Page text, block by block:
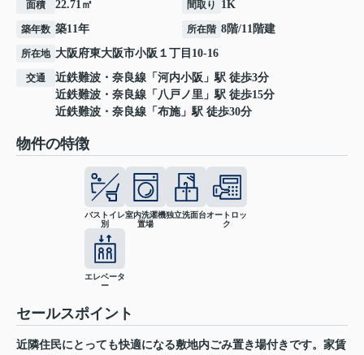
面積 22.71㎡ 間取り 1K
築年数 築11年 所在階 8階/11階建
所在地 大阪府東大阪市小阪 １丁目10-16
交通 近鉄難波・奈良線 「 河内小阪 」駅 徒歩3分
近鉄難波・奈良線 「 八戸ノ里 」駅 徒歩15分
近鉄難波・奈良線 「 布施」駅 徒歩30分
物件の特徴
バストイレ
別
室内洗濯機
置場
独立洗面台オートロッ
ク
エレベータ
ー
セールスポイント
近隣住民にとっても快適になる敷地内ごみ置き場付きです。家賃